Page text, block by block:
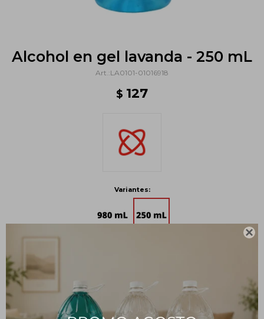

Alcohol en gel lavanda - 250 mL
LA0101-01016918
$ 127
Variantes:
CARACTERÍSTICAS
Volumen 250 ml